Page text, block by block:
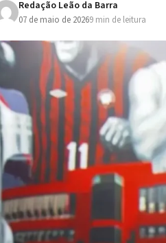
Redação Leão da Barra
07 de maio de 20269 min de leitura